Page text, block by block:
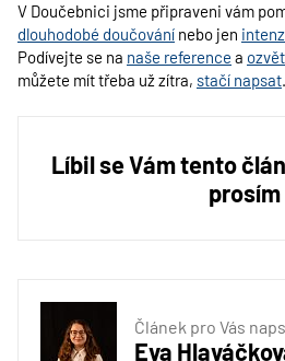
V Doučebnici jsme připraveni vám
dlouhodobé doučování nebo jen
Podívejte se na naše reference a
můžete mít třeba už zítra, stačí napsat.
Líbil se Vám tento
prosím
Článek pro Vás
Eva